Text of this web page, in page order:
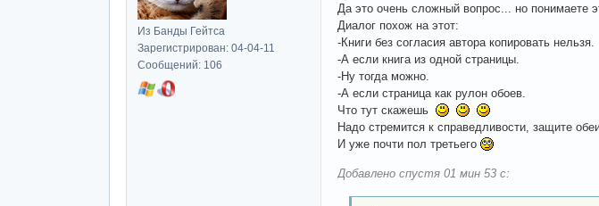
Из Банды Гейтса
Зарегистрирован: 04-04-11
Сообщений: 106
Да это очень сложный вопрос... но понимаете
Диалог похож на этот:
-Книги без согласия автора копировать нельзя.
-А если книга из одной страницы.
-Ну тогда можно.
-А если страница как рулон обоев.
Что тут скажешь
Надо стремится к справедливости, защите
И уже почти пол третьего
Добавлено спустя 01 мин 53 с: